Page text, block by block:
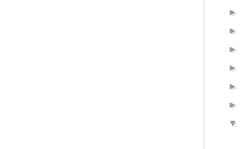
►
►
►
►
►
►
▼